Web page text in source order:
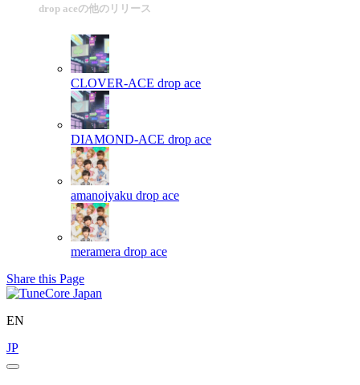
drop aceの他のリリース
CLOVER-ACE drop ace
DIAMOND-ACE drop ace
amanojyaku drop ace
meramera drop ace
Share this Page
EN
JP